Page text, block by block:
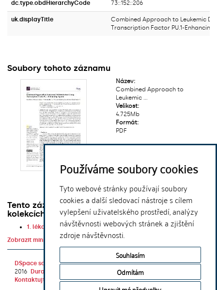
Používáme soubory cookies
Tyto webové stránky používají soubory
cookies a další sledovací nástroje s cílem
vylepšení uživatelského prostředí, analýzy
návštěvnosti webových stránek a zjištění
zdroje návštěvnosti.
Souhlasím
Odmítám
dc.type.obdHierarchyCode 73::152::206
uk.displayTitle
Combined Approach to Leukemic
Transcription Factor PU.1-Enhancing
Soubory tohoto záznamu
Název:
Combined Approach to
Leukemic ...
Velikost:
4.725Mb
Formát:
PDF
Zobrazit/otevřít
Tento záznam se objevuje v následujících
kolekcích
1. lékařská fakulta
Zobrazit minimální záznam
DSpace softwarecopyright © 2002-
2016
DuraSpace
Kontaktujte nás|Vyjádření názoru
Theme by